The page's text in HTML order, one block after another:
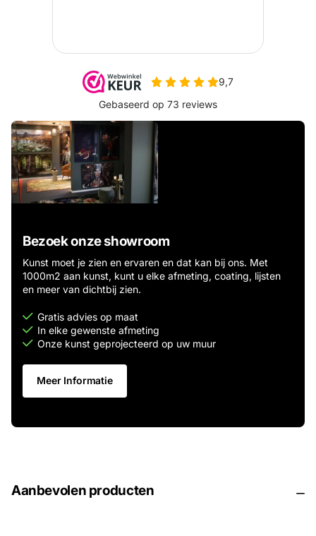
Bezoek onze showroom
Kunst moet je zien en ervaren en dat kan bij ons. Met
1000m2 aan kunst, kunt u elke afmeting, coating, lijsten
en meer van dichtbij zien.
Gratis advies op maat
In elke gewenste afmeting
Onze kunst geprojecteerd op uw muur
Meer Informatie
Aanbevolen producten